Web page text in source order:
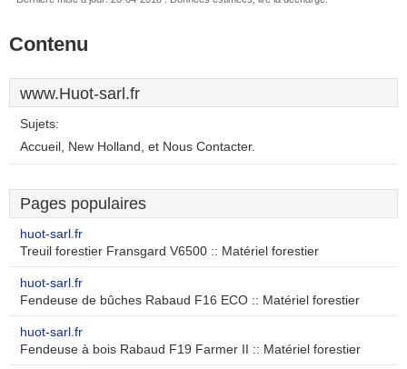
Contenu
www.Huot-sarl.fr
Sujets:
Accueil, New Holland, et Nous Contacter.
Pages populaires
huot-sarl.fr
Treuil forestier Fransgard V6500 :: Matériel forestier
huot-sarl.fr
Fendeuse de bûches Rabaud F16 ECO :: Matériel forestier
huot-sarl.fr
Fendeuse à bois Rabaud F19 Farmer II :: Matériel forestier